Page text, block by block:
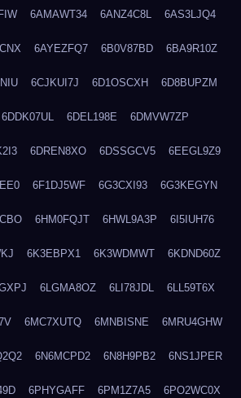
6AMAWT34 6ANZ4C8L 6AS3LJQ4
6AYEZFQ7 6B0V87BD 6BA9R10Z
6CJKUI7J 6D1OSCXH 6D8BUPZM
6DDK07UL 6DEL198E 6DMVW7ZP
6DREN8XO 6DSSGCV5 6EEGL9Z9
6F1DJ5WF 6G3CXI93 6G3KEGYN
6HM0FQJT 6HWL9A3P 6I5IUH76
6K3EBPX1 6K3WDMWT 6KDND60Z
6LGMA8OZ 6LI78JDL 6LL59T6X
6MC7XUTQ 6MNBISNE 6MRU4GHW
6N6MCPD2 6N8H9PB2 6NS1JPER
6PHYGAFF 6PM1Z7A5 6PO2WC0X